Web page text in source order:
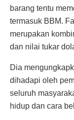
barang tentu
termasuk BBM.
merupakan
dan nilai tukar
Dia
dihadapi oleh
seluruh
hidup dan cara